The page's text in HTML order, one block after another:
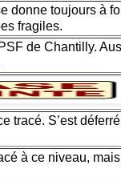
donne toujours à
fragiles.
de Chantilly.
tracé. S’est
à ce niveau,